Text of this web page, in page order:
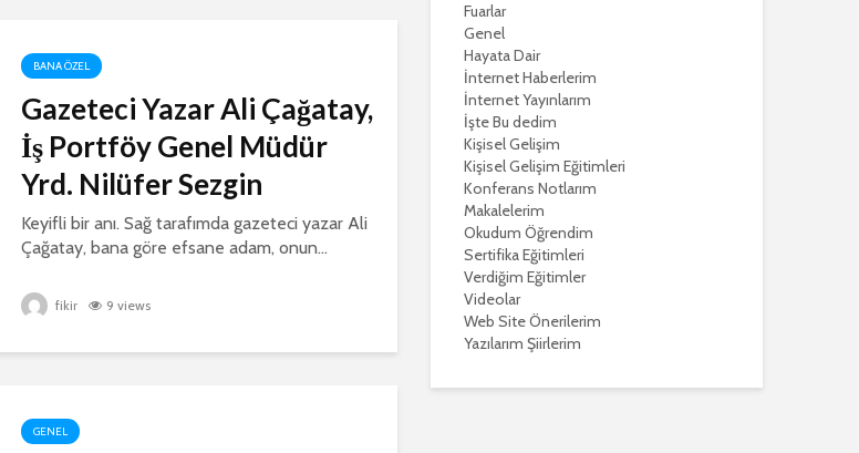
BANA ÖZEL
Gazeteci Yazar Ali Çağatay,
İş Portföy Genel Müdür
Yrd. Nilüfer Sezgin
Keyifli bir anı. Sağ tarafımda gazeteci yazar Ali
Çağatay, bana göre efsane adam, onun...
fikir 9 views
GENEL
Fuarlar
Genel
Hayata Dair
İnternet Haberlerim
İnternet Yayınlarım
İşte Bu dedim
Kişisel Gelişim
Kişisel Gelişim Eğitimleri
Konferans Notlarım
Makalelerim
Okudum Öğrendim
Sertifika Eğitimleri
Verdiğim Eğitimler
Videolar
Web Site Önerilerim
Yazılarım Şiirlerim